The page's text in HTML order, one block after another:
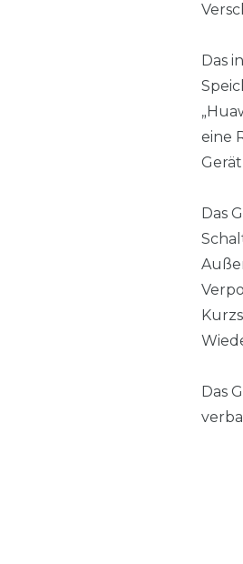
Das
eine
Das
Das